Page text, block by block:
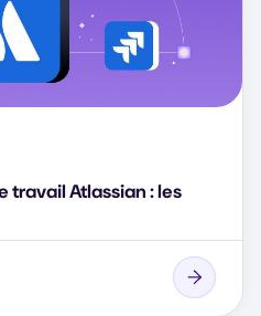
travail Atlassian : les